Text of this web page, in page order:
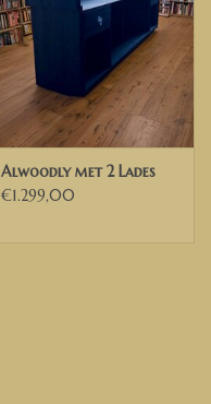
Alwoodly met 2 Lades
€1.299,00